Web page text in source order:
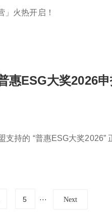
」火热开启！
惠ESG大奖2026
持的 “普惠ESG大奖2026”
5 ··· Next